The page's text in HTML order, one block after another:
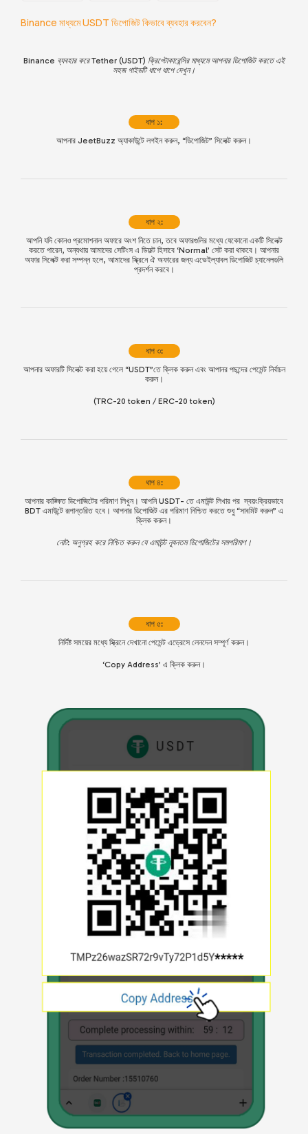
Binance মাধ্যমে USDT ডিপোজিট কিভাবে ব্যবহার করবেন?
Binance ব্যবহার করে Tether (USDT) ক্রিপ্টোকারেন্সির মাধ্যমে আপনার ডিপোজিট করতে এই
সহজ গাইডটি ধাপে ধাপে দেখুন।
ধাপ ১:
আপনার JeetBuzz অ্যাকাউন্টে লগইন করুন, “ডিপোজিট” সিলেক্ট করুন।
ধাপ ২:
আপনি যদি কোনও প্রমোশনাল অফারে অংশ নিতে চান, তবে অফারগুলির মধ্যে যেকোনো একটি সিলেক্ট
করতে পারেন, অন্যথায় আমাদের সেটিংস এ ডিফল্ট হিসাবে ‘Normal’ সেট করা থাকবে। আপনার
অফার সিলেক্ট করা সম্পন্ন হলে, আমাদের স্ক্রিনে ঐ অফারের জন্য এভেইল্যাবল ডিপোজিট চ্যানেলগুলি
প্রদর্শন করবে।
ধাপ ৩:
আপনার অফারটি সিলেক্ট করা হয়ে গেলে “USDT”তে ক্লিক করুন এবং আপানর পছন্দের পেমেন্ট নির্বাচন
করুন।
(TRC-20 token / ERC-20 token)
ধাপ ৪:
আপনার কাঙ্ক্ষিত ডিপোজিটের পরিমাণ লিখুন। আপনি USDT- তে এমাউন্ট লিখার পর স্বয়ংক্রিয়ভাবে
BDT এমাউন্টে রূপান্তরিত হবে। আপনার ডিপোজিট এর পরিমাণ নিশ্চিত করতে শুধু “সাবমিট করুন” এ
ক্লিক করুন।
নোট: অনুগ্রহ করে নিশ্চিত করুন যে এমাউন্ট ন্যূনতম ডিপোজিটের সমপরিমাণ।
ধাপ ৫:
নির্দিষ্ট সময়ের মধ্যে স্ক্রিনে দেখানো পেমেন্ট এড্রেসে লেনদেন সম্পূর্ণ করুন।
‘Copy Address’ এ ক্লিক করুন।